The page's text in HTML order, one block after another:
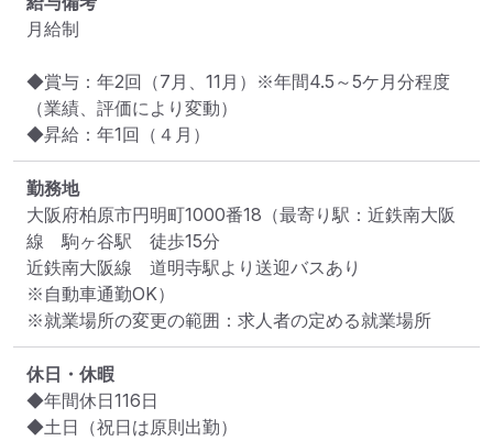
月給制
◆賞与：年2回（7月、11月）※年間4.5～5ケ月分程度
（業績、評価により変動）
◆昇給：年1回（４月）
勤務地
大阪府柏原市円明町1000番18 （最寄り駅：近鉄南大阪
線　駒ヶ谷駅　徒歩15分
近鉄南大阪線　道明寺駅より送迎バスあり
※自動車通勤OK）
※就業場所の変更の範囲：求人者の定める就業場所
休日・休暇
◆年間休日116日
◆土日（祝日は原則出勤）